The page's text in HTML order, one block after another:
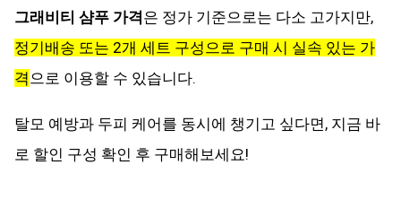
그래비티 샴푸 가격은 정가 기준으로는 다소 고가지만,
정기배송 또는 2개 세트 구성으로 구매 시 실속 있는 가
격 으로 이용할 수 있습니다.
탈모 예방과 두피 케어를 동시에 챙기고 싶다면, 지금 바
로 할인 구성 확인 후 구매해보세요!